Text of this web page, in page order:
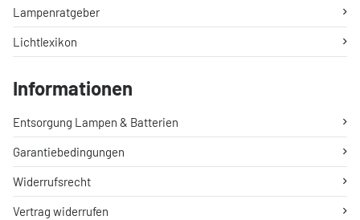
Lampenratgeber
Lichtlexikon
Informationen
Entsorgung Lampen & Batterien
Garantiebedingungen
Widerrufsrecht
Vertrag widerrufen